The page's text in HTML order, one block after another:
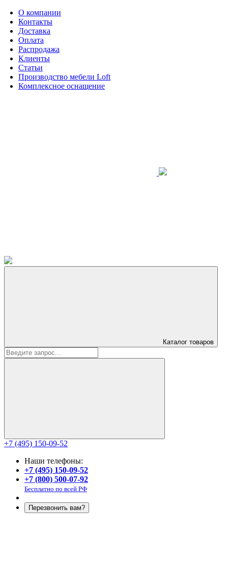
О компании
Контакты
Доставка
Оплата
Распродажа
Клиенты
Статьи
Производство мебели Loft
Комплексное оснащение
Каталог товаров
+7 (495) 150-09-52
Наши телефоны:
+7 (495) 150-09-52
+7 (800) 500-07-92
Бесплатно по всей РФ
Перезвонить вам?